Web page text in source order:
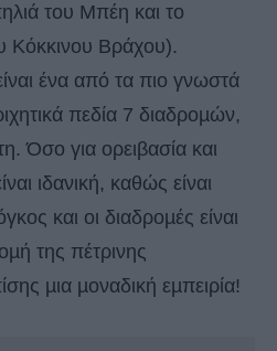
του Μπέη και το
Κόκκινου Βράχου).
ένα από τα πιο γνωστά
πεδία 7 διαδροµών,
Όσο για ορειβασία και
ιδανική, καθώς είναι
και οι διαδροµές είναι
της πέτρινης
µια µοναδική εµπειρία!